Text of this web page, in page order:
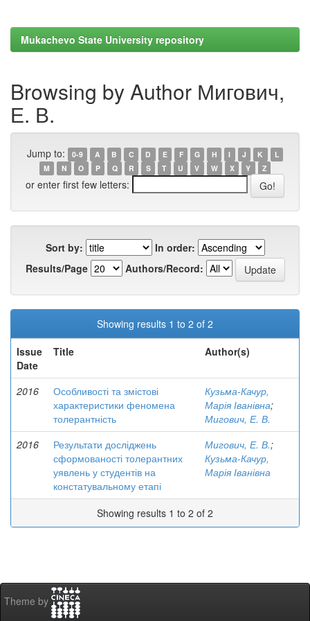
Mukachevo State University repository
Browsing by Author Мигович,
Е. В.
Jump to: 0-9 A B C D E F G H I J K
L
M
N O P Q R S T U V W X Y Z
or enter first few letters:
Sort by:
In order:
Results/Page
Authors/Record:
Showing results 1 to 2 of 2
Issue
Date
Title Author(s)
2016
Особливості та змістові
характеристики феномена
толерантність
Кузьма-Качур,
Марія Іванівна;
Мигович, Е. В.
2016
Результати досліджень
сформованості толерантних
уявлень у студентів на
констатувальному етапі
Мигович, Е. В.;
Кузьма-Качур,
Марія Іванівна
Showing results 1 to 2 of 2
Theme by